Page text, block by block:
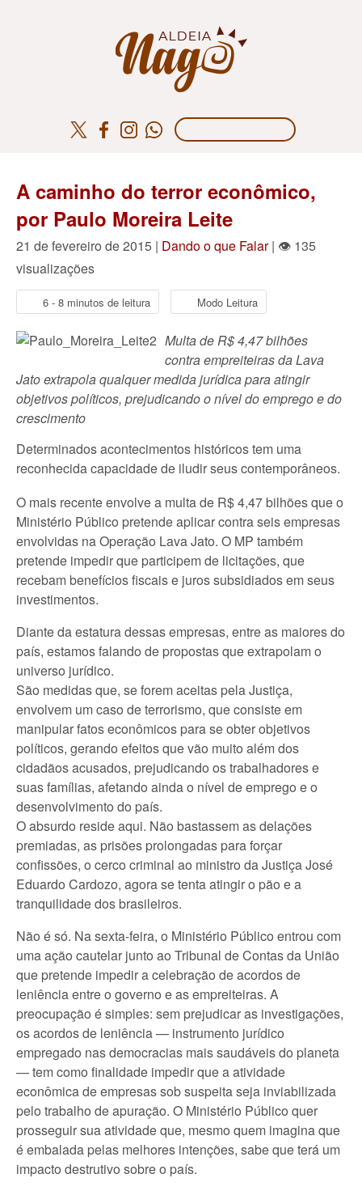
A caminho do terror econômico,
por Paulo Moreira Leite
21 de fevereiro de 2015 | Dando o que Falar| 👁 135
visualizações
6 - 8 minutos de leitura Modo Leitura
Multa de R$ 4,47 bilhões
contra empreiteiras da Lava
Jato extrapola qualquer medida jurídica para atingir
objetivos políticos, prejudicando o nível do emprego e do
crescimento
Determinados acontecimentos históricos tem uma
reconhecida capacidade de iludir seus contemporâneos.
O mais recente envolve a multa de R$ 4,47 bilhões que o
Ministério Público pretende aplicar contra seis empresas
envolvidas na Operação Lava Jato. O MP também
pretende impedir que participem de licitações, que
recebam benefícios fiscais e juros subsidiados em seus
investimentos.
Diante da estatura dessas empresas, entre as maiores do
país, estamos falando de propostas que extrapolam o
universo jurídico.
São medidas que, se forem aceitas pela Justiça,
envolvem um caso de terrorismo, que consiste em
manipular fatos econômicos para se obter objetivos
políticos, gerando efeitos que vão muito além dos
cidadãos acusados, prejudicando os trabalhadores e
suas famílias, afetando ainda o nível de emprego e o
desenvolvimento do país.
O absurdo reside aqui. Não bastassem as delações
premiadas, as prisões prolongadas para forçar
confissões, o cerco criminal ao ministro da Justiça José
Eduardo Cardozo, agora se tenta atingir o pão e a
tranquilidade dos brasileiros.
Não é só. Na sexta-feira, o Ministério Público entrou com
uma ação cautelar junto ao Tribunal de Contas da União
que pretende impedir a celebração de acordos de
leniência entre o governo e as empreiteiras. A
preocupação é simples: sem prejudicar as investigações,
os acordos de leniência — instrumento jurídico
empregado nas democracias mais saudáveis do planeta
— tem como finalidade impedir que a atividade
econômica de empresas sob suspeita seja inviabilizada
pelo trabalho de apuração. O Ministério Público quer
prosseguir sua atividade que, mesmo quem imagina que
é embalada pelas melhores intenções, sabe que terá um
impacto destrutivo sobre o país.